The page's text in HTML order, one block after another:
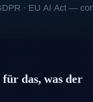
das, was der